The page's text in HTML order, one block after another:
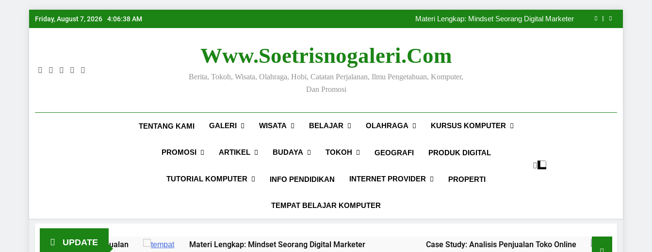
Skip
to
Friday, August 7, 2026 4:06:39 AM
Tips Membuat Copywriting yang Menarik dan Menghasilkan Penjualan
Materi Lengkap: Mindset Seorang Digital Marketer
Case Study: Analisis Penjualan Toko Online
Materi Lengkap: Mindset Seorang Digital Marketer
Case Study: Analisis Penjualan Toko Online
Www.soetrisnogaleri.com
Berita, Tokoh, Wisata, Olahraga, Hobi, Catatan Perjalanan, Ilmu Pengetahuan, Komputer,
Dan Promosi
TENTANG KAMI GALERI WISATA BELAJAR OLAHRAGA KURSUS KOMPUTER
PROMOSI ARTIKEL BUDAYA TOKOH GEOGRAFI PRODUK DIGITAL
TUTORIAL KOMPUTER INFO PENDIDIKAN INTERNET PROVIDER PROPERTI
TEMPAT BELAJAR KOMPUTER
UPDATE
Penjualan Materi Lengkap: Mindset Seorang Digital Marketer Case Study: Analisis Penjualan Toko Online